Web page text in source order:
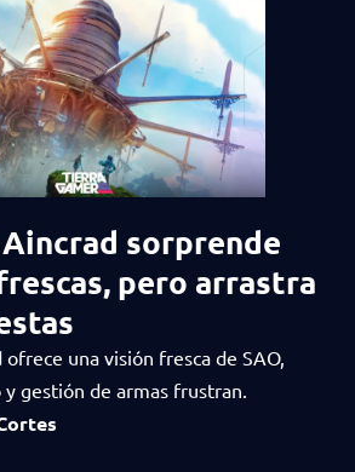
sorprende
pero arrastra
una visión fresca de SAO,
gestión de armas frustran.